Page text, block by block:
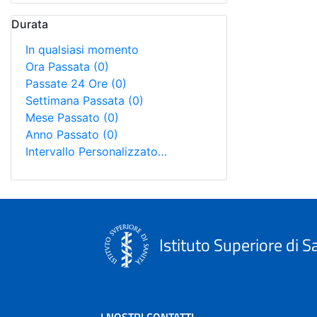
Durata
In qualsiasi momento
Ora Passata (0)
Passate 24 Ore (0)
Settimana Passata (0)
Mese Passato (0)
Anno Passato (0)
Intervallo Personalizzato…
Istituto Superiore di